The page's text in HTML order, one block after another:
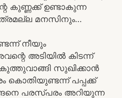
കുണ്ണക്ക് ഉണ്ടാകുന്ന
മനസിനും…
നീയും
അടിയിൽ കിടന്ന്
സുഖിക്കാൻ
കൊതിയുണ്ടന്ന് പപ്പക്ക്
പരസ്പരം അറിയുന്ന